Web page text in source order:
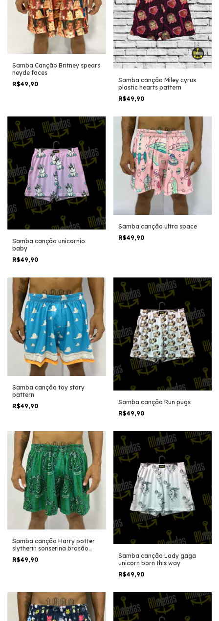
Samba Canção Britney spears
neyde faces
R$49,90
Samba canção Miley cyrus
plastic hearts pattern
R$49,90
Samba canção unicornio
baby
R$49,90
Samba canção ultra space
R$49,90
Samba canção toy story
pattern
R$49,90
Samba canção Run pugs
R$49,90
Samba canção Harry potter
slytherin sonserina brasão
vintage
R$49,90
Samba canção Lady gaga
unicorn born this way
R$49,90